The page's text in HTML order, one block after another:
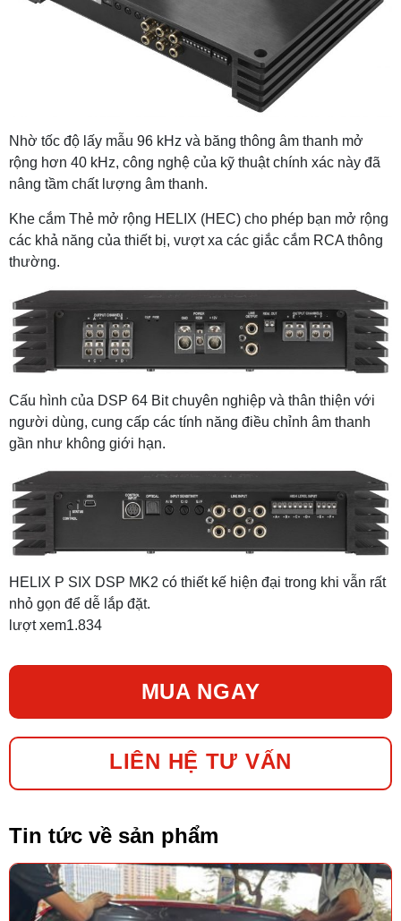
Nhờ tốc độ lấy mẫu 96 kHz và băng thông âm thanh mở
rộng hơn 40 kHz, công nghệ của kỹ thuật chính xác này đã
nâng tầm chất lượng âm thanh.
Khe cắm Thẻ mở rộng HELIX (HEC) cho phép bạn mở rộng
các khả năng của thiết bị, vượt xa các giắc cắm RCA thông
thường.
Cấu hình của DSP 64 Bit chuyên nghiệp và thân thiện với
người dùng, cung cấp các tính năng điều chỉnh âm thanh
gần như không giới hạn.
HELIX P SIX DSP MK2 có thiết kế hiện đại trong khi vẫn rất
nhỏ gọn để dễ lắp đặt.
lượt xem1.834
MUA NGAY
LIÊN HỆ TƯ VẤN
Tin tức về sản phẩm